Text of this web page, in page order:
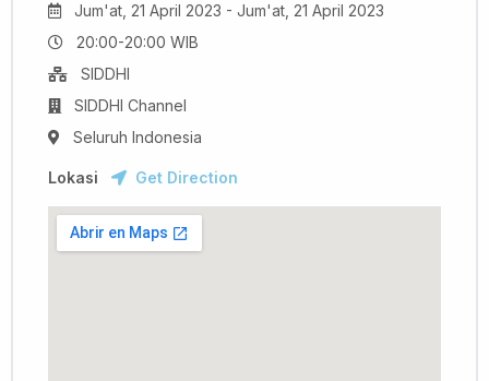
Jum'at, 21 April 2023 - Jum'at, 21 April 2023
20:00-20:00 WIB
SIDDHI
SIDDHI Channel
Seluruh Indonesia
Lokasi Get Direction